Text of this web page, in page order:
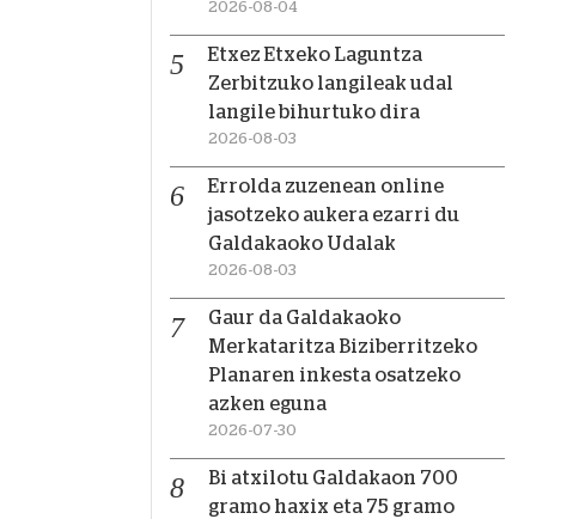
2026-08-04
Etxez Etxeko Laguntza
Zerbitzuko langileak udal
langile bihurtuko dira
2026-08-03
Errolda zuzenean online
jasotzeko aukera ezarri du
Galdakaoko Udalak
2026-08-03
Gaur da Galdakaoko
Merkataritza Biziberritzeko
Planaren inkesta osatzeko
azken eguna
2026-07-30
Bi atxilotu Galdakaon 700
gramo haxix eta 75 gramo